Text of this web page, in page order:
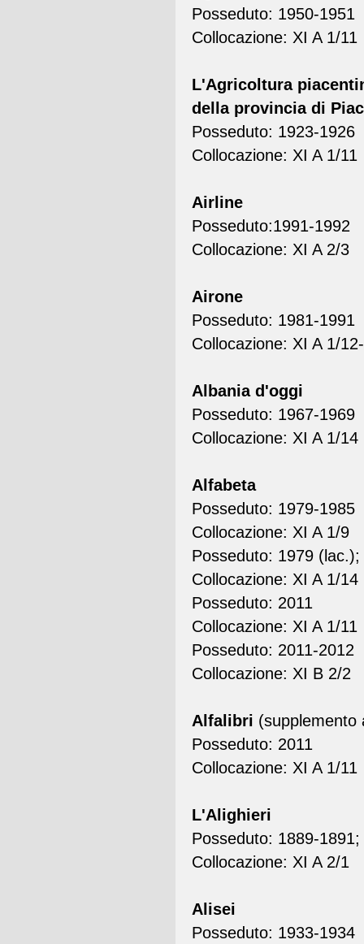
Posseduto: 1950-1951
Collocazione: XI A 1/11
L'Agricoltura
della provincia di
Posseduto: 1923-1926
Collocazione: XI A 1/11
Airline
Posseduto:1991-1992
Collocazione: XI A 2/3
Airone
Posseduto: 1981-1991
Collocazione: XI A 1/
Albania d'oggi
Posseduto: 1967-1969
Collocazione: XI A 1/14
Alfabeta
Posseduto: 1979-1985
Collocazione: XI A 1/9
Posseduto: 1979
Collocazione: XI A 1/14
Posseduto: 2011
Collocazione: XI A 1/11
Posseduto: 2011-2012
Collocazione: XI B 2/2
Alfalibri (supplemento
Posseduto: 2011
Collocazione: XI A 1/11
L'Alighieri
Posseduto: 1889-
Collocazione: XI A 2/1
Alisei
Posseduto: 1933-1934